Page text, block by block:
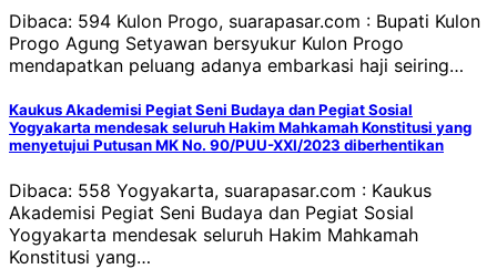
Dibaca: 594 Kulon Progo, suarapasar.com : Bupati Kulon
Progo Agung Setyawan bersyukur Kulon Progo
mendapatkan peluang adanya embarkasi haji seiring…
Kaukus Akademisi Pegiat Seni Budaya dan Pegiat Sosial
Yogyakarta mendesak seluruh Hakim Mahkamah Konstitusi yang
menyetujui Putusan MK No. 90/PUU-XXI/2023 diberhentikan
Dibaca: 558 Yogyakarta, suarapasar.com : Kaukus
Akademisi Pegiat Seni Budaya dan Pegiat Sosial
Yogyakarta mendesak seluruh Hakim Mahkamah
Konstitusi yang…